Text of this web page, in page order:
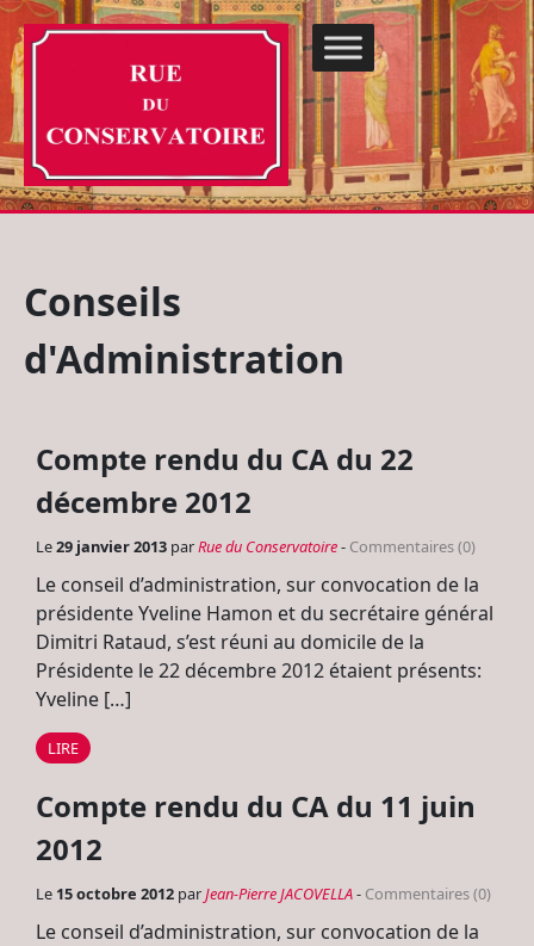
Conseils
d'Administration
Compte rendu du CA du 22
décembre 2012
Le29 janvier 2013 parRue du Conservatoire- Commentaires (0)
Le conseil d’administration, sur convocation de la
présidente Yveline Hamon et du secrétaire général
Dimitri Rataud, s’est réuni au domicile de la
Présidente le 22 décembre 2012 étaient présents:
Yveline […]
LIRE
Compte rendu du CA du 11 juin
2012
Le 15 octobre 2012 parJean-Pierre JACOVELLA- Commentaires (0)
Le conseil d’administration, sur convocation de la